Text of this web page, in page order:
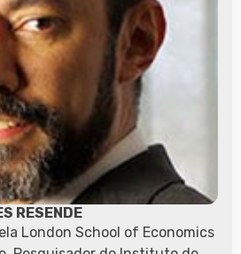
RESENDE
London School of Economics